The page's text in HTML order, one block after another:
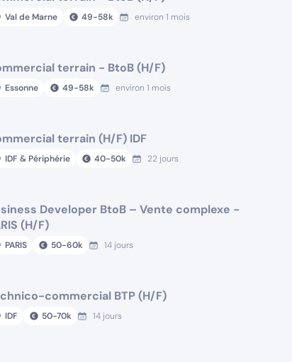
Val de Marne 49-58k environ 1 mois
terrain - BtoB (H/F)
Essonne 49-58k environ 1 mois
terrain (H/F) IDF
IDF & Périphérie 40-50k 22 jours
Developer BtoB – Vente complexe -
(H/F)
PARIS 50-60k 14 jours
commercial BTP (H/F)
IDF 50-70k 14 jours